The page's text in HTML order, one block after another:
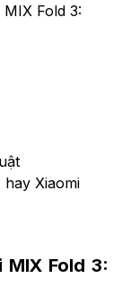
Fold 3:
Xiaomi
MIX Fold 3: